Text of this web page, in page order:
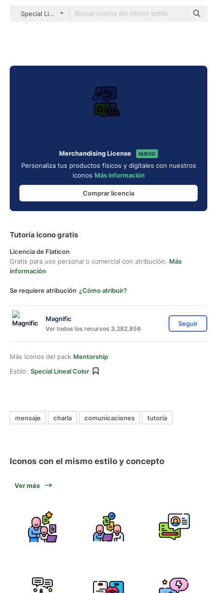
Special Lineal color
Merchandising License NUEVO
Personaliza tus productos físicos y digitales con nuestros
iconos Más información
Comprar licencia
Tutoría icono gratis
Licencia de Flaticon
Gratis para uso personal o comercial con atribución. Más
información
Se requiere atribución ¿Cómo atribuir?
Magnific
Ver todos los recursos 3,282,856
Seguir
Más iconos del pack Mentorship
Estilo: Special Lineal Color
mensaje charla comunicaciones tutoría
Iconos con el mismo estilo y concepto
Ver más